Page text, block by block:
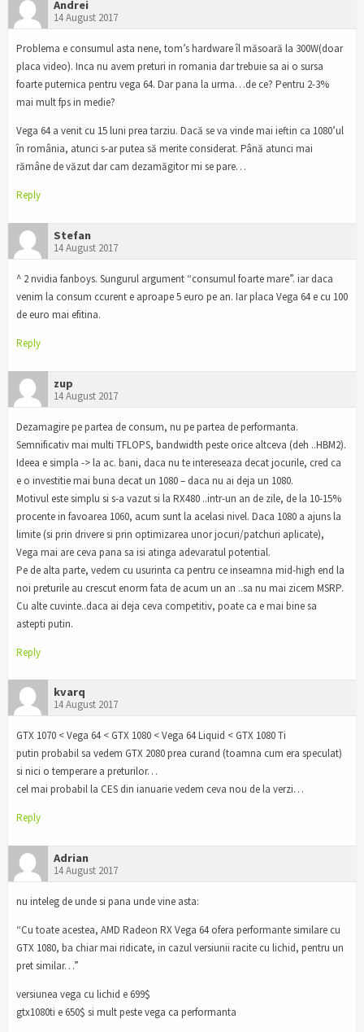
Andrei
14 August 2017
Problema e consumul asta nene, tom’s hardware îl măsoară la 300W(doar
placa video). Inca nu avem preturi in romania dar trebuie sa ai o sursa
foarte puternica pentru vega 64. Dar pana la urma…de ce? Pentru 2-3%
mai mult fps in medie?
Vega 64 a venit cu 15 luni prea tarziu. Dacă se va vinde mai ieftin ca 1080’ul
în românia, atunci s-ar putea să merite considerat. Până atunci mai
rămâne de văzut dar cam dezamăgitor mi se pare…
Reply
Stefan
14 August 2017
^ 2 nvidia fanboys. Sungurul argument “consumul foarte mare”. iar daca
venim la consum ccurent e aproape 5 euro pe an. Iar placa Vega 64 e cu 100
de euro mai efitina.
Reply
zup
14 August 2017
Dezamagire pe partea de consum, nu pe partea de performanta.
Semnificativ mai multi TFLOPS, bandwidth peste orice altceva (deh ..HBM2).
Ideea e simpla -> la ac. bani, daca nu te intereseaza decat jocurile, cred ca
e o investitie mai buna decat un 1080 – daca nu ai deja un 1080.
Motivul este simplu si s-a vazut si la RX480 ..intr-un an de zile, de la 10-15%
procente in favoarea 1060, acum sunt la acelasi nivel. Daca 1080 a ajuns la
limite (si prin drivere si prin optimizarea unor jocuri/patchuri aplicate),
Vega mai are ceva pana sa isi atinga adevaratul potential.
Pe de alta parte, vedem cu usurinta ca pentru ce inseamna mid-high end la
noi preturile au crescut enorm fata de acum un an ..sa nu mai zicem MSRP.
Cu alte cuvinte..daca ai deja ceva competitiv, poate ca e mai bine sa
astepti putin.
Reply
kvarq
14 August 2017
GTX 1070 < Vega 64 < GTX 1080 < Vega 64 Liquid < GTX 1080 Ti
putin probabil sa vedem GTX 2080 prea curand (toamna cum era speculat)
si nici o temperare a preturilor…
cel mai probabil la CES din ianuarie vedem ceva nou de la verzi…
Reply
Adrian
14 August 2017
nu inteleg de unde si pana unde vine asta:
“Cu toate acestea, AMD Radeon RX Vega 64 ofera performante similare cu
GTX 1080, ba chiar mai ridicate, in cazul versiunii racite cu lichid, pentru un
pret similar…”
versiunea vega cu lichid e 699$
gtx1080ti e 650$ si mult peste vega ca performanta